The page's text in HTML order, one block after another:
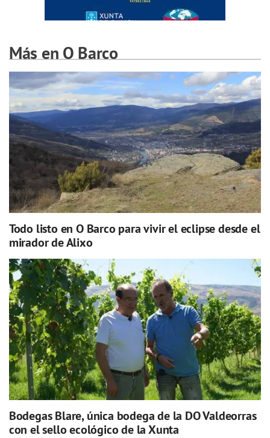
Más en O Barco
Todo listo en O Barco para vivir el eclipse desde el
mirador de Alixo
Bodegas Blare, única bodega de la DO Valdeorras
con el sello ecológico de la Xunta